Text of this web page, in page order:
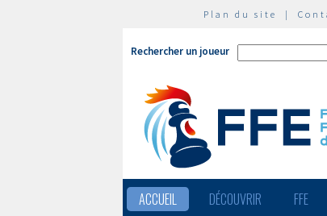
Plan du site |
Rechercher un joueur
ACCUEIL DÉCOUVRIR FFE